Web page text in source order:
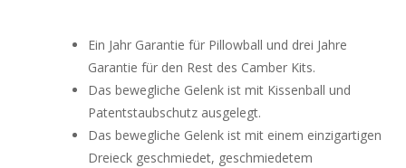
Ein Jahr Garantie für Pillowball und drei Jahre
Garantie für den Rest des Camber Kits.
Das bewegliche Gelenk ist mit Kissenball und
Patentstaubschutz ausgelegt.
Das bewegliche Gelenk ist mit einem einzigartigen
Dreieck geschmiedet, geschmiedetem